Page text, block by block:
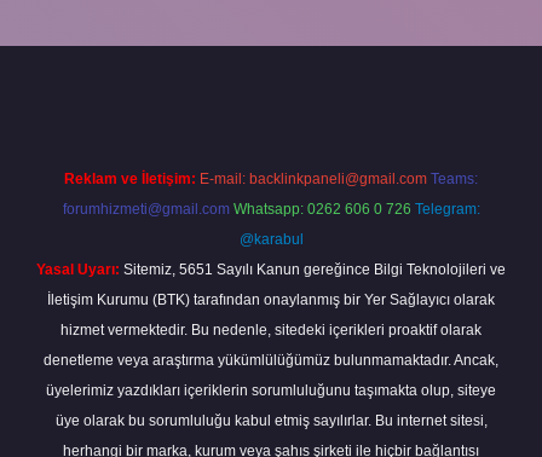
Reklam ve İletişim: E-mail: backlinkpaneli@gmail.com Teams:
forumhizmeti@gmail.com Whatsapp: 0262 606 0 726 Telegram:
@karabul
Yasal Uyarı: Sitemiz, 5651 Sayılı Kanun gereğince Bilgi Teknolojileri ve
İletişim Kurumu (BTK) tarafından onaylanmış bir Yer Sağlayıcı olarak
hizmet vermektedir. Bu nedenle, sitedeki içerikleri proaktif olarak
denetleme veya araştırma yükümlülüğümüz bulunmamaktadır. Ancak,
üyelerimiz yazdıkları içeriklerin sorumluluğunu taşımakta olup, siteye
üye olarak bu sorumluluğu kabul etmiş sayılırlar. Bu internet sitesi,
herhangi bir marka, kurum veya şahıs şirketi ile hiçbir bağlantısı